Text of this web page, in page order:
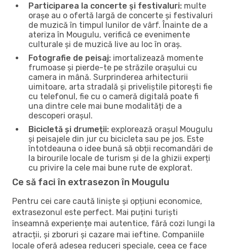
Participarea la concerte și festivaluri: multe
orașe au o ofertă largă de concerte și festivaluri
de muzică în timpul lunilor de vârf. Înainte de a
ateriza în Mougulu, verifică ce evenimente
culturale și de muzică live au loc în oraș.
Fotografie de peisaj: imortalizează momente
frumoase și pierde-te pe străzile orașului cu
camera in mână. Surprinderea arhitecturii
uimitoare, arta stradală și priveliștile pitorești fie
cu telefonul, fie cu o cameră digitală poate fi
una dintre cele mai bune modalități de a
descoperi orașul.
Bicicletă și drumeții: explorează orașul Mougulu
și peisajele din jur cu bicicleta sau pe jos. Este
întotdeauna o idee bună să obții recomandări de
la birourile locale de turism și de la ghizii experți
cu privire la cele mai bune rute de explorat.
Ce să faci în extrasezon în Mougulu
Pentru cei care caută liniște și opțiuni economice,
extrasezonul este perfect. Mai puțini turiști
înseamnă experiențe mai autentice, fără cozi lungi la
atracții, și zboruri și cazare mai ieftine. Companiile
locale oferă adesea reduceri speciale, ceea ce face